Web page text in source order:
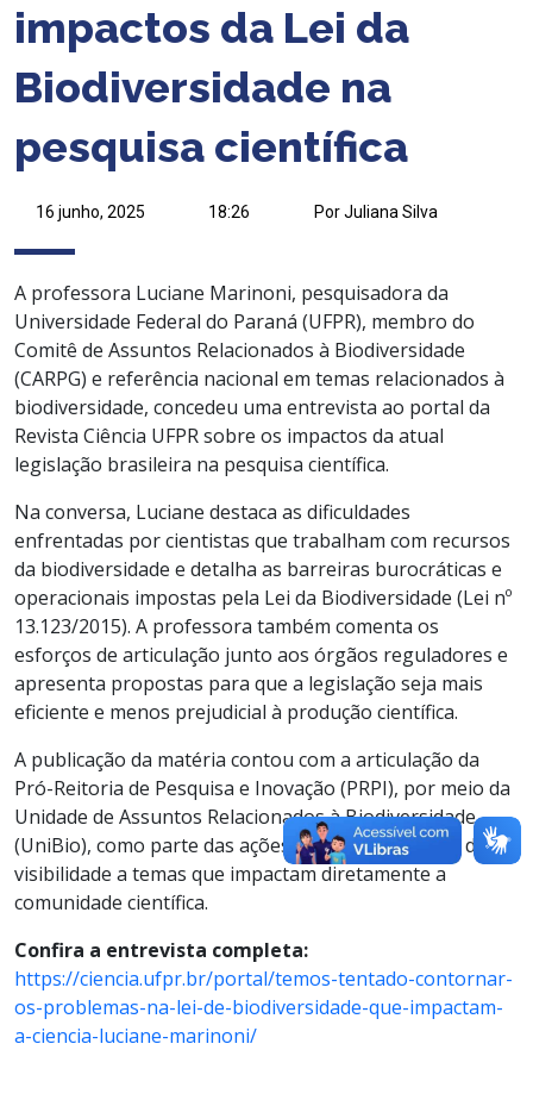
impactos da Lei da
Biodiversidade na
pesquisa científica
16 junho, 2025 18:26 Por Juliana Silva
A professora Luciane Marinoni, pesquisadora da
Universidade Federal do Paraná (UFPR), membro do
Comitê de Assuntos Relacionados à Biodiversidade
(CARPG) e referência nacional em temas relacionados à
biodiversidade, concedeu uma entrevista ao portal da
Revista Ciência UFPR sobre os impactos da atual
legislação brasileira na pesquisa científica.
Na conversa, Luciane destaca as dificuldades
enfrentadas por cientistas que trabalham com recursos
da biodiversidade e detalha as barreiras burocráticas e
operacionais impostas pela Lei da Biodiversidade (Lei nº
13.123/2015). A professora também comenta os
esforços de articulação junto aos órgãos reguladores e
apresenta propostas para que a legislação seja mais
eficiente e menos prejudicial à produção científica.
A publicação da matéria contou com a articulação da
Pró-Reitoria de Pesquisa e Inovação (PRPI), por meio da
Unidade de Assuntos Relacionados à Biodiversidade
(UniBio), como parte das ações institucionais para dar
visibilidade a temas que impactam diretamente a
comunidade científica.
Confira a entrevista completa:
https://ciencia.ufpr.br/portal/temos-tentado-contornar-
os-problemas-na-lei-de-biodiversidade-que-impactam-
a-ciencia-luciane-marinoni/